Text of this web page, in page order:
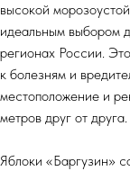
высокой
идеальным выбором
регионах России.
к болезням и
местоположение и
метров друг от друга.
Яблоки «Баргузин»